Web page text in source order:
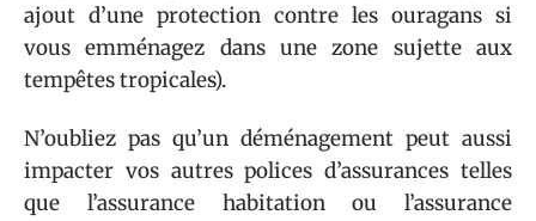
ajout d’une protection contre les ouragans si
vous emménagez dans une zone sujette aux
tempêtes tropicales).
N’oubliez pas qu’un déménagement peut aussi
impacter vos autres polices d’assurances telles
que l’assurance habitation ou l’assurance